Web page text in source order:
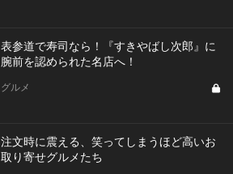
表参道で寿司なら！『すきやばし次郎』に
腕前を認められた名店へ！
グルメ
注文時に震える、笑ってしまうほど高いお
取り寄せグルメたち